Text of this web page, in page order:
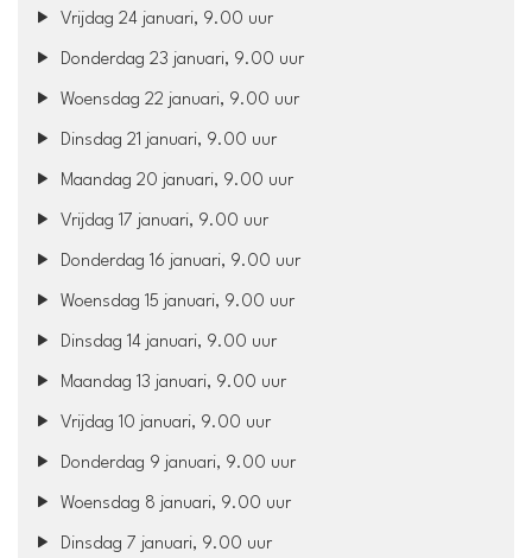
Vrijdag 24 januari, 9.00 uur
Donderdag 23 januari, 9.00 uur
Woensdag 22 januari, 9.00 uur
Dinsdag 21 januari, 9.00 uur
Maandag 20 januari, 9.00 uur
Vrijdag 17 januari, 9.00 uur
Donderdag 16 januari, 9.00 uur
Woensdag 15 januari, 9.00 uur
Dinsdag 14 januari, 9.00 uur
Maandag 13 januari, 9.00 uur
Vrijdag 10 januari, 9.00 uur
Donderdag 9 januari, 9.00 uur
Woensdag 8 januari, 9.00 uur
Dinsdag 7 januari, 9.00 uur